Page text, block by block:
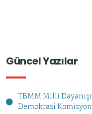
Güncel Yazılar
TBMM Milli
Demokrasi